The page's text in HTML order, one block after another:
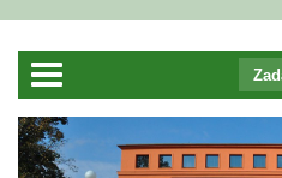
prepnut_navigaciu